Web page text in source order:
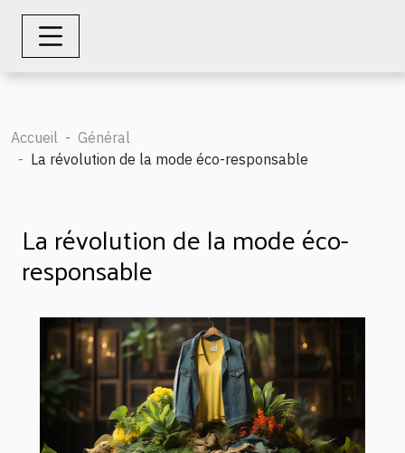
Accueil
Général
La révolution de la mode éco-responsable
La révolution de la mode éco-
responsable